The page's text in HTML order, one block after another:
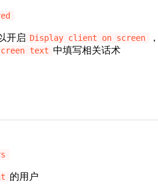
开启 Display client on screen
，
text 中填写相关话术
的用户